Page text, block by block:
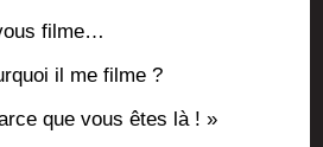
filme…
il me filme ?
que vous êtes là ! »